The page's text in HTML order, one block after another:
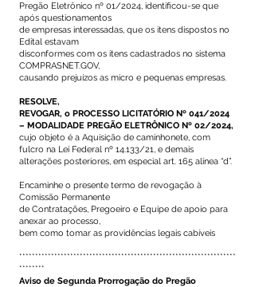
Pregão Eletrônico nº 01/2024, identificou-se que
após questionamentos
de empresas interessadas, que os itens dispostos no
Edital estavam
disconformes com os itens cadastrados no sistema
COMPRASNET.GOV,
causando prejuízos as micro e pequenas empresas.
RESOLVE,
REVOGAR, o PROCESSO LICITATÓRIO Nº 041/2024
– MODALIDADE PREGÃO ELETRÔNICO Nº 02/2024,
cujo objeto é a Aquisição de caminhonete, com
fulcro na Lei Federal nº 14.133/21, e demais
alterações posteriores, em especial art. 165 alínea “d”.
Encaminhe o presente termo de revogação à
Comissão Permanente
de Contratações, Pregoeiro e Equipe de apoio para
anexar ao processo,
bem como tomar as providências legais cabíveis
********************************************************************
********
Aviso de Segunda Prorrogação do Pregão